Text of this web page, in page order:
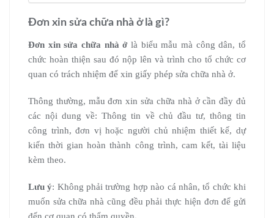
Đơn xin sửa chữa nhà ở là gì?
Đơn xin sửa chữa nhà ởlà biểu mẫu mà công dân, tổ
chức hoàn thiện sau đó nộp lên và trình cho tổ chức cơ
quan có trách nhiệm để xin giấy phép sửa chữa nhà ở.
Thông thường, mẫu đơn xin sửa chữa nhà ở cần đầy đủ
các nội dung về: Thông tin về chủ đầu tư, thông tin
công trình, đơn vị hoặc người chủ nhiệm thiết kế, dự
kiến thời gian hoàn thành công trình, cam kết, tài liệu
kèm theo.
Lưu ý: Không phải trường hợp nào cá nhân, tổ chức khi
muốn sửa chữa nhà cũng đều phải thực hiện đơn để gửi